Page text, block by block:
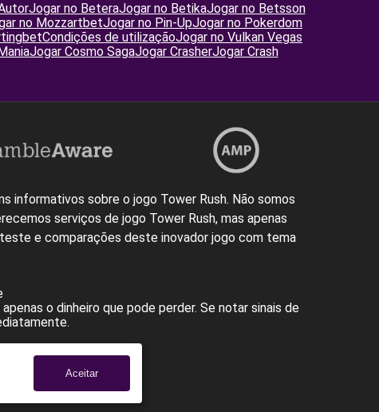
Jogar no BeteraJogar no BetikaJogar no Betsson
no MozzartbetJogar no Pin-UpJogar no Pokerdom
Condições de utilizaçãoJogar no Vulkan Vegas
Jogar Cosmo SagaJogar CrasherJogar Crash
informativos sobre o jogo Tower Rush. Não somos
serviços de jogo Tower Rush, mas apenas
e comparações deste inovador jogo com tema
o dinheiro que pode perder. Se notar sinais de
Aceitar